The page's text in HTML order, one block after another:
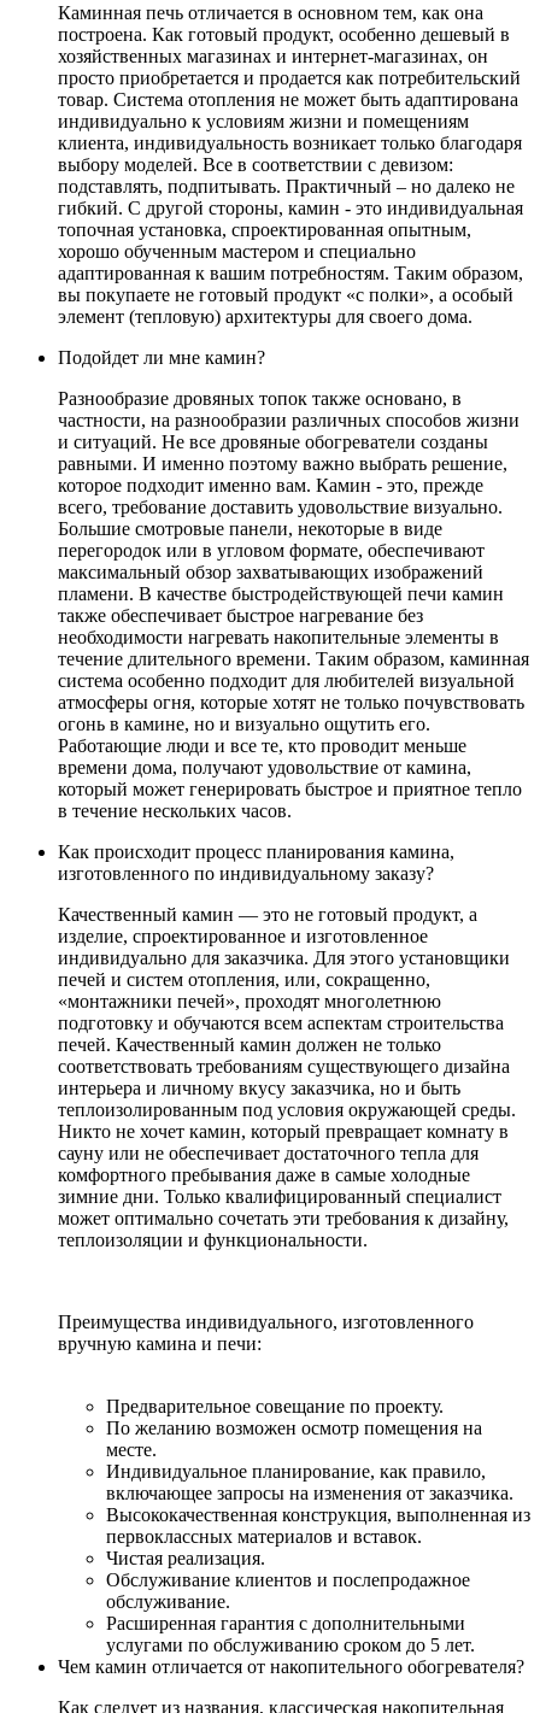
Каминная печь отличается в основном тем, как она
построена. Как готовый продукт, особенно дешевый в
хозяйственных магазинах и интернет-магазинах, он
просто приобретается и продается как потребительский
товар. Система отопления не может быть адаптирована
индивидуально к условиям жизни и помещениям
клиента, индивидуальность возникает только благодаря
выбору моделей. Все в соответствии с девизом:
подставлять, подпитывать. Практичный – но далеко не
гибкий. С другой стороны, камин - это индивидуальная
топочная установка, спроектированная опытным,
хорошо обученным мастером и специально
адаптированная к вашим потребностям. Таким образом,
вы покупаете не готовый продукт «с полки», а особый
элемент (тепловую) архитектуры для своего дома.
Подойдет ли мне камин?
Разнообразие дровяных топок также основано, в
частности, на разнообразии различных способов жизни
и ситуаций. Не все дровяные обогреватели созданы
равными. И именно поэтому важно выбрать решение,
которое подходит именно вам. Камин - это, прежде
всего, требование доставить удовольствие визуально.
Большие смотровые панели, некоторые в виде
перегородок или в угловом формате, обеспечивают
максимальный обзор захватывающих изображений
пламени. В качестве быстродействующей печи камин
также обеспечивает быстрое нагревание без
необходимости нагревать накопительные элементы в
течение длительного времени. Таким образом, каминная
система особенно подходит для любителей визуальной
атмосферы огня, которые хотят не только почувствовать
огонь в камине, но и визуально ощутить его.
Работающие люди и все те, кто проводит меньше
времени дома, получают удовольствие от камина,
который может генерировать быстрое и приятное тепло
в течение нескольких часов.
Как происходит процесс планирования камина,
изготовленного по индивидуальному заказу?
Качественный камин — это не готовый продукт, а
изделие, спроектированное и изготовленное
индивидуально для заказчика. Для этого установщики
печей и систем отопления, или, сокращенно,
«монтажники печей», проходят многолетнюю
подготовку и обучаются всем аспектам строительства
печей. Качественный камин должен не только
соответствовать требованиям существующего дизайна
интерьера и личному вкусу заказчика, но и быть
теплоизолированным под условия окружающей среды.
Никто не хочет камин, который превращает комнату в
сауну или не обеспечивает достаточного тепла для
комфортного пребывания даже в самые холодные
зимние дни. Только квалифицированный специалист
может оптимально сочетать эти требования к дизайну,
теплоизоляции и функциональности.
Преимущества индивидуального, изготовленного
вручную камина и печи:
Предварительное совещание по проекту.
По желанию возможен осмотр помещения на
месте.
Индивидуальное планирование, как правило,
включающее запросы на изменения от заказчика.
Высококачественная конструкция, выполненная из
первоклассных материалов и вставок.
Чистая реализация.
Обслуживание клиентов и послепродажное
обслуживание.
Расширенная гарантия с дополнительными
услугами по обслуживанию сроком до 5 лет.
Чем камин отличается от накопительного обогревателя?
Как следует из названия, классическая накопительная